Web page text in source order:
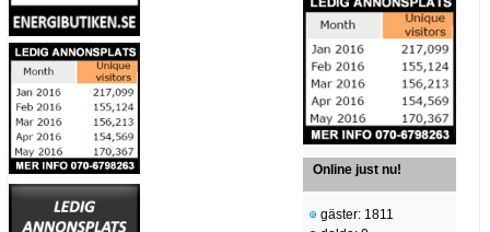
Online just nu!
gäster: 1811